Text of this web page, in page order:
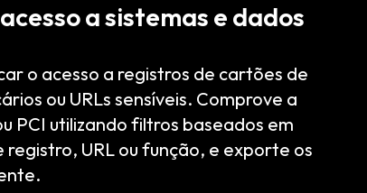
a sistemas e dados
o acesso a registros de cartões de
ou URLs sensíveis. Comprove a
PCI utilizando filtros baseados em
URL ou função, e exporte os